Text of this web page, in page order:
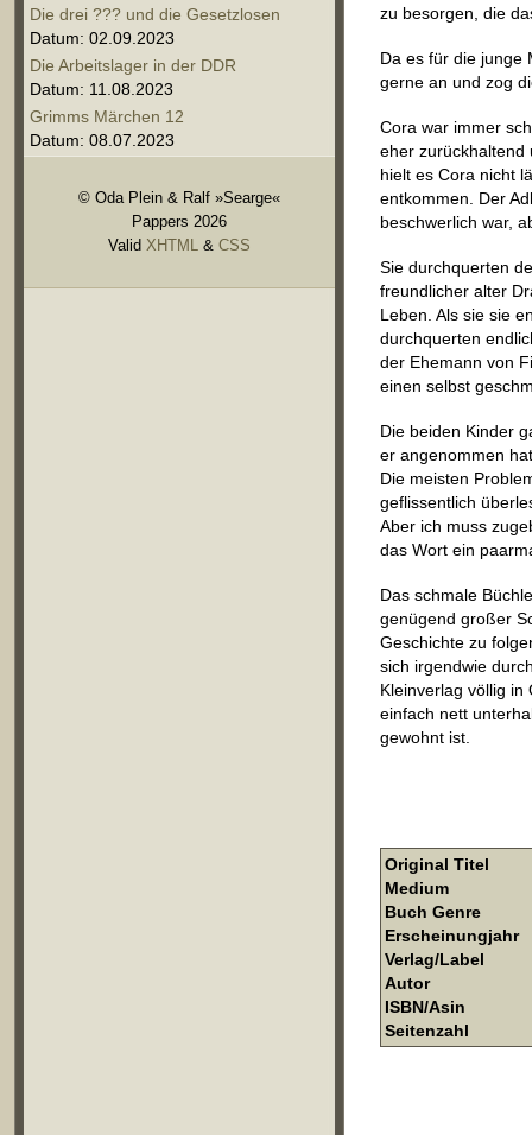
Die drei ??? und die Gesetzlosen
Datum: 02.09.2023
Die Arbeitslager in der DDR
Datum: 11.08.2023
Grimms Märchen 12
Datum: 08.07.2023
© Oda Plein & Ralf »Searge«
Pappers 2026
Valid XHTML & CSS
zu besorgen, die
Da es für die junge
gerne an und zog
Cora war immer
eher zurückhaltend
hielt es Cora nicht
entkommen. Der
beschwerlich war,
Sie durchquerten
freundlicher alter
Leben. Als sie sie
durchquerten
der Ehemann von
einen selbst
Die beiden Kinder
er angenommen
Die meisten
geflissentlich
Aber ich muss
das Wort ein
Das schmale
genügend großer
Geschichte zu
sich irgendwie
Kleinverlag völlig in
einfach nett
gewohnt ist.
Original Titel
Medium
Buch Genre
Erscheinungjahr
Verlag/Label
Autor
ISBN/Asin
Seitenzahl